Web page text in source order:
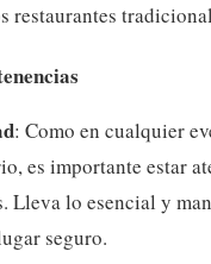
restaurantes
: Como en cualquier
es importante estar
Lleva lo esencial y
seguro.